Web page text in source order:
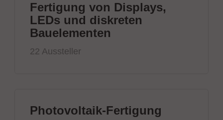
Fertigung von Displays,
LEDs und diskreten
Bauelementen
22 Aussteller
Photovoltaik-Fertigung